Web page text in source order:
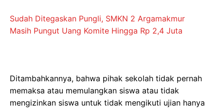
Sudah Ditegaskan Pungli, SMKN 2 Argamakmur
Masih Pungut Uang Komite Hingga Rp 2,4 Juta
Ditambahkannya, bahwa pihak sekolah tidak pernah
memaksa atau memulangkan siswa atau tidak
mengizinkan siswa untuk tidak mengikuti ujian hanya